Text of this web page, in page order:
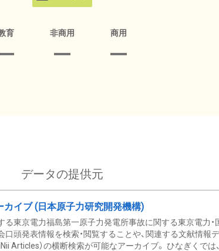
育 非商用 商用
データの提供元
イブ (日本原子力研究開発機構)
東京電力福島第一原子力発電所事故に関する東京電力・
頭発表情報を検索・閲覧することや、関連する文献情報デ
Articles）の横断検索が可能なアーカイブ。 ひなぎくで